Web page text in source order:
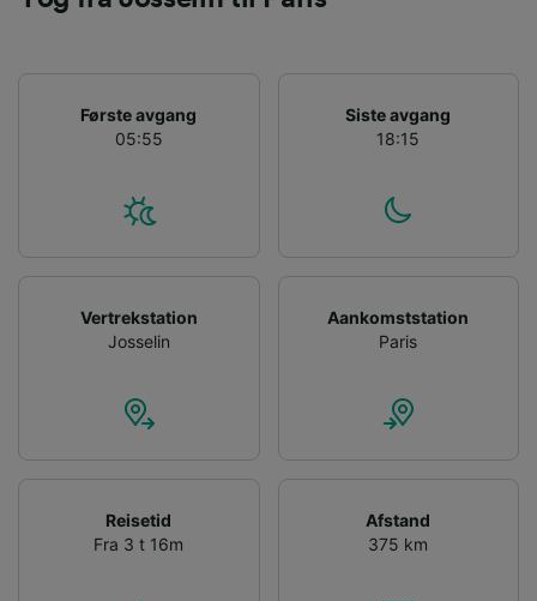
Første avgang
05:55
Siste avgang
18:15
Vertrekstation
Josselin
Aankomststation
Paris
Reisetid
Fra 3 t 16m
Afstand
375 km
Personalised advertising and content,
List of Partners